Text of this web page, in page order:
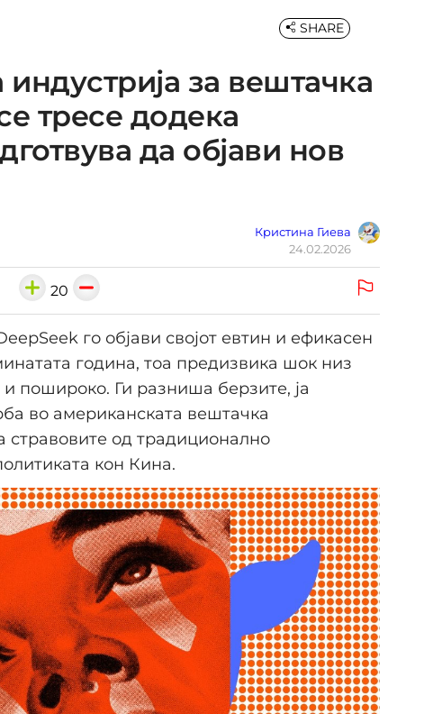
за вештачка
тресе додека
да објави нов
Кристина Гиева
24.02.2026
SHARE
20
го објави својот евтин и ефикасен
година, тоа предизвика шок низ
пошироко. Ги разниша берзите, ја
во американската вештачка
стравовите од традиционално
кон Кина.